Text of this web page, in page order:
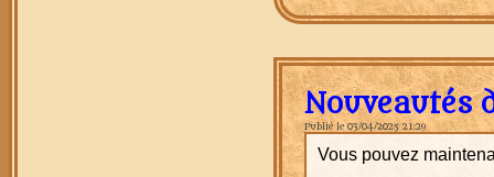
Nouveautés
Publié le 03/04/2025 21:29
Vous pouvez